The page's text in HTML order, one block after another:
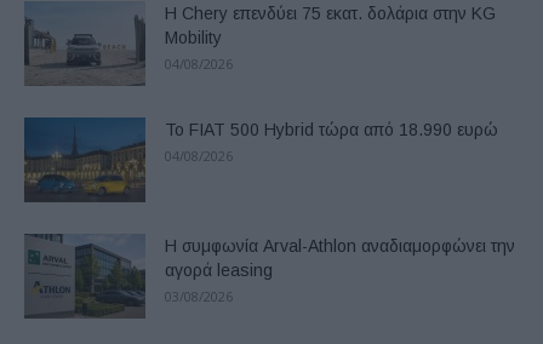
Η Chery επενδύει 75 εκατ. δολάρια στην KG
Mobility
04/08/2026
Το FIAT 500 Hybrid τώρα από 18.990 ευρώ
04/08/2026
Η συμφωνία Arval-Athlon αναδιαμορφώνει την
αγορά leasing
03/08/2026